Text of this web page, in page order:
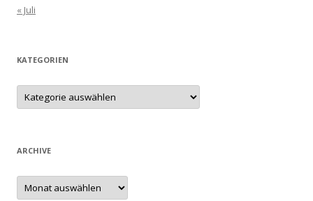
« Juli
KATEGORIEN
Kategorien
ARCHIVE
Archive